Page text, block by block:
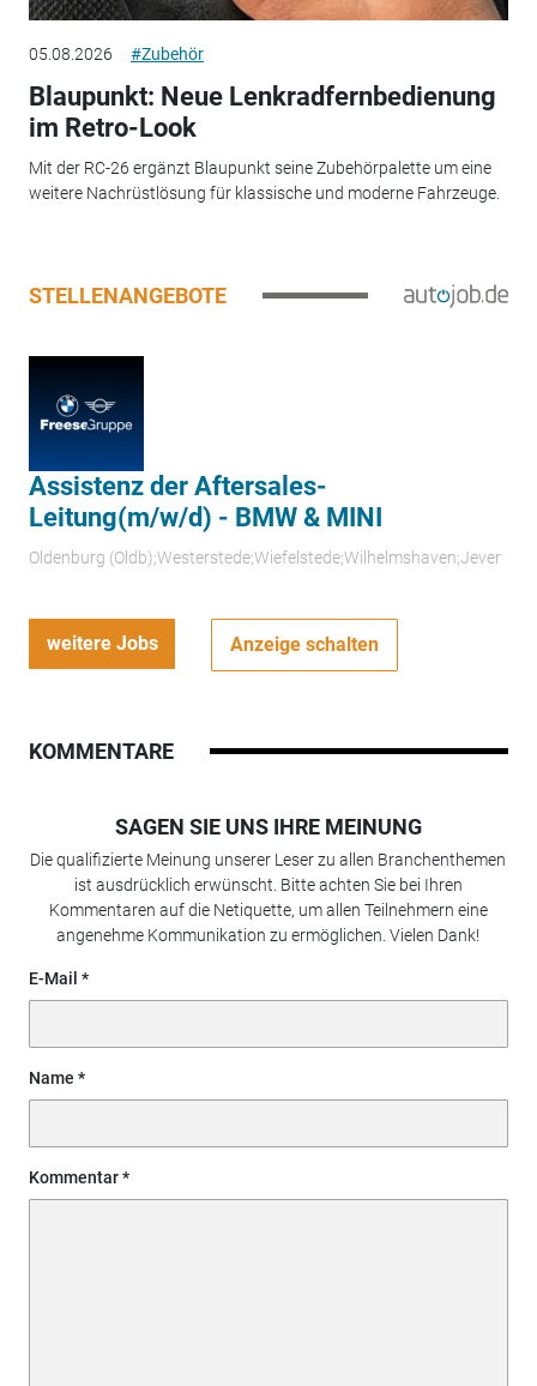
05.08.2026 #Zubehör
Blaupunkt: Neue Lenkradfernbedienung
im Retro-Look
Mit der RC-26 ergänzt Blaupunkt seine Zubehörpalette um eine
weitere Nachrüstlösung für klassische und moderne Fahrzeuge.
STELLENANGEBOTE
Assistenz der Aftersales-
Leitung(m/w/d) - BMW & MINI
Oldenburg (Oldb);Westerstede;Wiefelstede;Wilhelmshaven;Jever
weitere Jobs Anzeige schalten
KOMMENTARE
SAGEN SIE UNS IHRE MEINUNG
Die qualifizierte Meinung unserer Leser zu allen Branchenthemen
ist ausdrücklich erwünscht. Bitte achten Sie bei Ihren
Kommentaren auf die Netiquette, um allen Teilnehmern eine
angenehme Kommunikation zu ermöglichen. Vielen Dank!
E-Mail
Name
Kommentar